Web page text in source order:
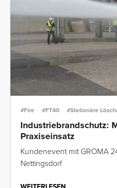
#Fire #FT40 #Stationäre
Industriebrandschutz:
Praxiseinsatz
Kundenevent mit GROMA
Nettingsdorf